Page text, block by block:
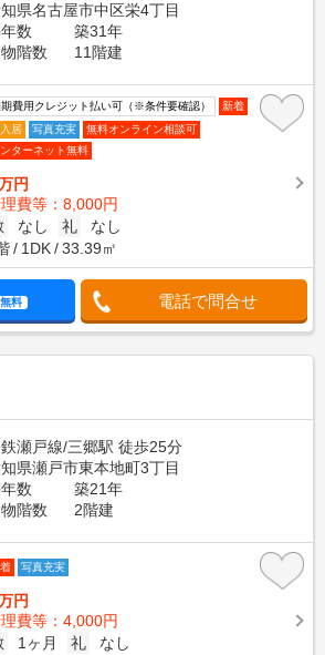
県名古屋市中区栄4丁目
数
築31年
階数
11階建
費用クレジット払い可（※条件要確認）
新着
居
写真充実
無料オンライン相談可
ターネット無料
円
費等：8,000円
なし 礼
なし
1DK 33.39㎡
無料 電話で問合せ
瀬戸線/三郷駅 徒歩25分
県瀬戸市東本地町3丁目
数
築21年
階数
2階建
写真充実
円
費等：4,000円
1ヶ月 礼
なし